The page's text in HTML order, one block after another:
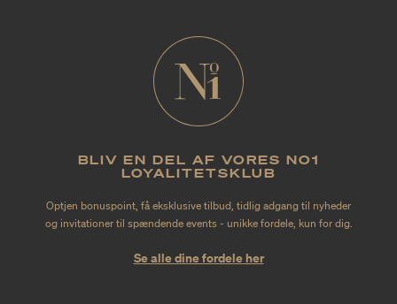
BLIV EN DEL AF VORES NO1
LOYALITETSKLUB
Optjen bonuspoint, få eksklusive tilbud, tidlig adgang til nyheder
og invitationer til spændende events - unikke fordele, kun for dig.
Se alle dine fordele her